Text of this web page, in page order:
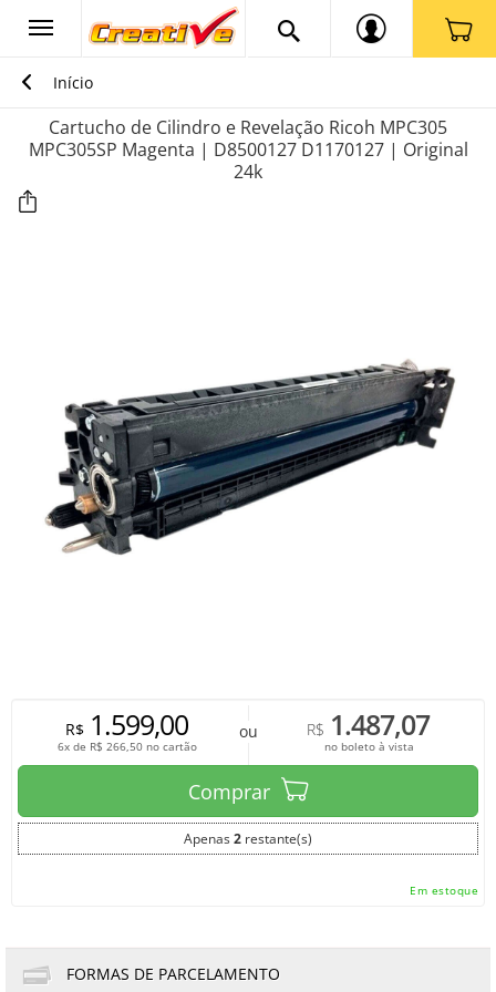
Início
Cartucho de Cilindro e Revelação Ricoh MPC305
MPC305SP Magenta | D8500127 D1170127 | Original
24k
R$1.599,00
6x de R$ 266,50 no cartão
ou R$1.487,07
no boleto à vista
Comprar
Apenas2 restante(s)
Em estoque
FORMAS DE PARCELAMENTO